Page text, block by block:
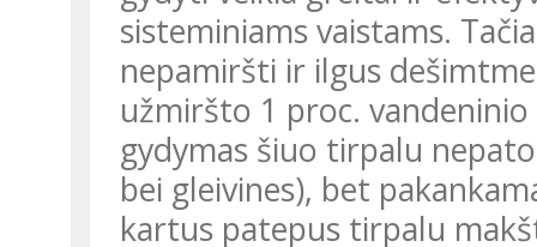
sisteminiams vaistams.
nepamiršti ir ilgus
užmiršto 1 proc.
gydymas šiuo tirpalu
bei gleivines), bet
kartus patepus tirpalu